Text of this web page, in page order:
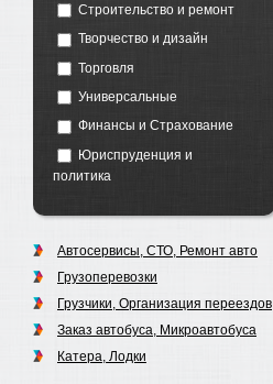
Строительство и ремонт
Творчество и дизайн
Торговля
Универсальные
Финансы и Страхование
Юриспруденция и
политика
Автосервисы, СТО, Ремонт авто
Грузоперевозки
Грузчики, Организация переездов
Заказ автобуса, Микроавтобуса
Катера, Лодки